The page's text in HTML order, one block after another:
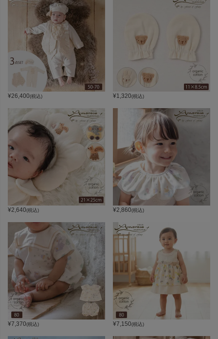
¥26,400(税込) ¥1,320(税込)
¥2,640(税込) ¥2,860(税込)
¥7,370(税込) ¥7,150(税込)